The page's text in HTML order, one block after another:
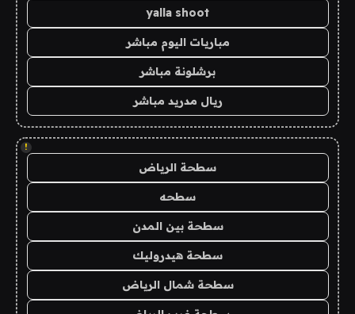
yalla shoot
مباريات اليوم مباشر
برشلونة مباشر
ريال مدريد مباشر
!
سطحة الرياض
سطحه
سطحة بين المدن
سطحة هيدروليك
سطحة شمال الرياض